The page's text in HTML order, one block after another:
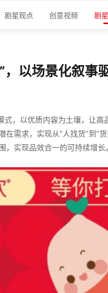
剧星观点 创意视频 剧
以场景化叙事
，以优质内容为土壤，让高
需求，实现从“人找货”到“
实现品效合一的可持续增长。